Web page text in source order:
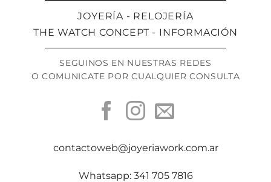
JOYERÍA - RELOJERÍA
THE WATCH CONCEPT - INFORMACIÓN
SEGUINOS EN NUESTRAS REDES
O COMUNICATE POR CUALQUIER CONSULTA
contactoweb@joyeriawork.com.ar
Whatsapp: 341 705 7816